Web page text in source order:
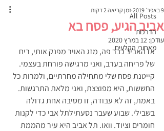
All Posts
הדרכות
מאחורי הקלעים
אביב הגיע, פסח בא
9 באפר׳ 2019 זמן קריאה 2 דקות
עודכן: 12 במרץ 2020
אז האביב כבר פה, מזג האויר מפנק אותי, ריח
של פריחה בערב, ואני מרגישה פורחת בעצמי.
קייטנת פסח שלי מתחילה מחרתיים, ולמרות כל
החששות, היא מפוצצת, ואני מלאת התרגשות.
באמת, זה לא עבודה, זו מסיבה אחת גדולה
בשבילי. שבוע שעבר נסעתילתל אבי כדי לקנות
חומרים וציוד. וואו. תל אביב היא עיר מהממת